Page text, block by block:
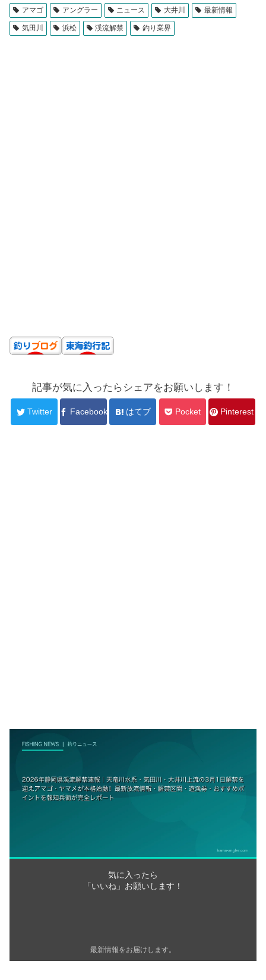
アマゴ アングラー ニュース 大井川 最新情報
気田川 浜松 渓流解禁 釣り業界
記事が気に入ったらシェアをお願いします！
Twitter Facebook はてブ Pocket Pinterest
気に入ったら
「いいね」お願いします！
最新情報をお届けします。